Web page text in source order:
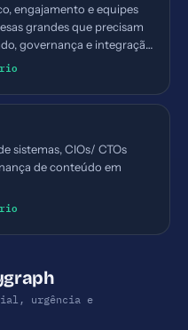
engajamento e equipes
grandes que precisam
governança e integração
sistemas, CIOs/ CTOs
de conteúdo em
urgência e